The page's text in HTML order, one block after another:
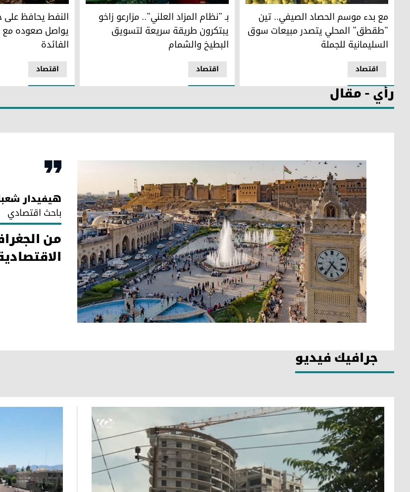
مع بدء موسم الحصاد الصيفي.. تين "طقطق" المحلي يتصدر مبيعات سوق السليمانية للجملة
اقتصاد
مع بدء موسم الحصاد الصيفي.. تين
"طقطق" المحلي يتصدر مبيعات سوق
السليمانية للجملة
بـ "نظام المزاد العلني".. مزارعو زاخو يبتكرون طريقة سريعة لتسويق
اقتصاد
بـ "نظام المزاد العلني".. مزارعو زاخو
يبتكرون طريقة سريعة لتسويق
البطيخ والشمام
النفط يحافظ على
اقتصاد
النفط يحافظ
يواصل صعوده مع
الفائدة
رأي - مقال
هيفيدار
باحث اقتصادي
من
جرافيك فيديو